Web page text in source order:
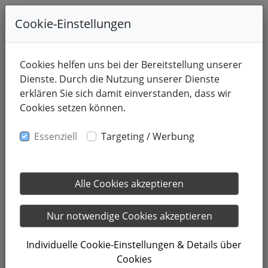
Mit Muskeln gegen Alzheimer
Die Hirnforscherin Dr. Louisa Nicola forscht seit Jahren
Cookie-Einstellungen
Cookies helfen uns bei der Bereitstellung unserer
Dienste. Durch die Nutzung unserer Dienste
erklären Sie sich damit einverstanden, dass wir
Cookies setzen können.
Essenziell Targeting / Werbung
Alle Cookies akzeptieren
Nur notwendige Cookies akzeptieren
Individuelle Cookie-Einstellungen & Details über
Cookies